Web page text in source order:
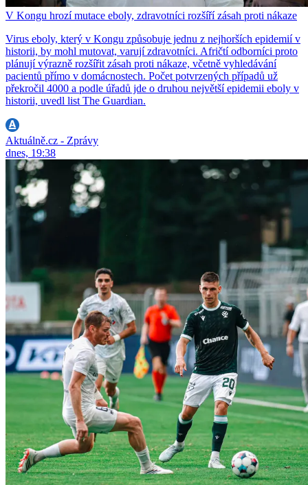
V Kongu hrozí mutace eboly, zdravotníci rozšíří zásah proti nákaze
Virus eboly, který v Kongu způsobuje jednu z nejhorších epidemií v
historii, by mohl mutovat, varují zdravotníci. Afričtí odborníci proto
plánují výrazně rozšířit zásah proti nákaze, včetně vyhledávání
pacientů přímo v domácnostech. Počet potvrzených případů už
překročil 4000 a podle úřadů jde o druhou největší epidemii eboly v
historii, uvedl list The Guardian.
Aktuálně.cz - Zprávy
dnes, 19:38